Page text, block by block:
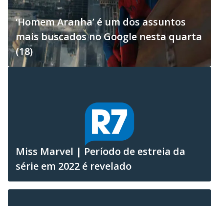
‘Homem Aranha’ é um dos assuntos
mais buscados no Google nesta quarta
(18)
Miss Marvel | Período de estreia da
série em 2022 é revelado